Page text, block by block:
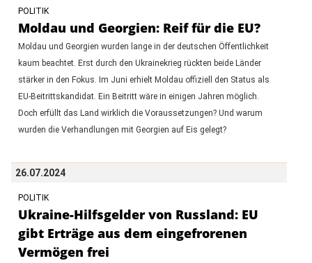
POLITIK
Moldau und Georgien: Reif für die EU?
Moldau und Georgien wurden lange in der deutschen Öffentlichkeit
kaum beachtet. Erst durch den Ukrainekrieg rückten beide Länder
stärker in den Fokus. Im Juni erhielt Moldau offiziell den Status als
EU-Beitrittskandidat. Ein Beitritt wäre in einigen Jahren möglich.
Doch erfüllt das Land wirklich die Voraussetzungen? Und warum
wurden die Verhandlungen mit Georgien auf Eis gelegt?
26.07.2024
POLITIK
Ukraine-Hilfsgelder von Russland: EU
gibt Erträge aus dem eingefrorenen
Vermögen frei